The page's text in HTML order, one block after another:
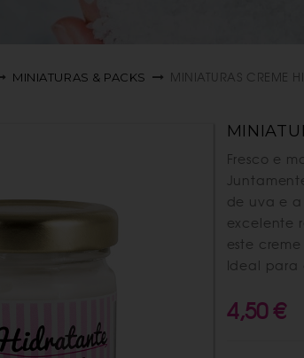
MINIATURAS & PACKS MINIATURAS CREME
Fresco e
de uva e
excelente
este
Ideal para
4,50 €